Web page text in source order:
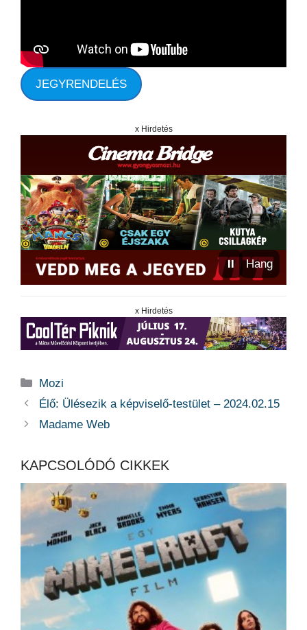
JEGYRENDELÉS
x Hirdetés
⏸ Hang
x Hirdetés
Kategória
Mozi
Élő: Ülésezik a képviselő-testület – 2024.02.15
Madame Web
KAPCSOLÓDÓ CIKKEK